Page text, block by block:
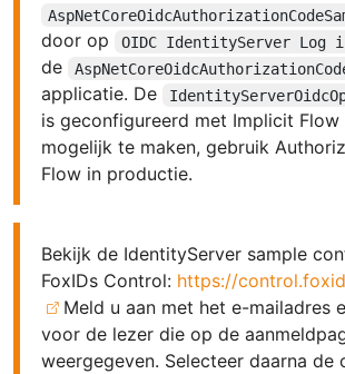
door op
OIDC IdentityServer Log
de
applicatie. De
is geconfigureerd met Implicit
mogelijk te maken, gebruik
Flow in productie.
Bekijk de IdentityServer sample
FoxIDs Control: https://
Meld u aan met het e-mailadres
voor de lezer die op de
weergegeven. Selecteer daarna de